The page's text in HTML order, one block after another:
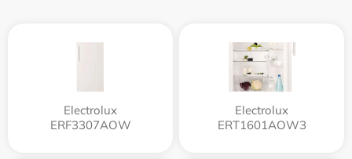
Electrolux
ERF3307AOW
Electrolux
ERT1601AOW3